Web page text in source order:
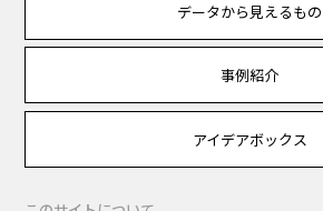
データから見えるもの
事例紹介
アイデアボックス